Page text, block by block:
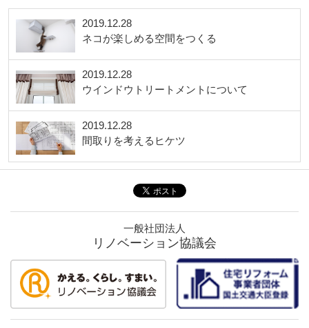
2019.12.28
ネコが楽しめる空間をつくる
2019.12.28
ウインドウトリートメントについて
2019.12.28
間取りを考えるヒケツ
一般社団法人
リノベーション協議会